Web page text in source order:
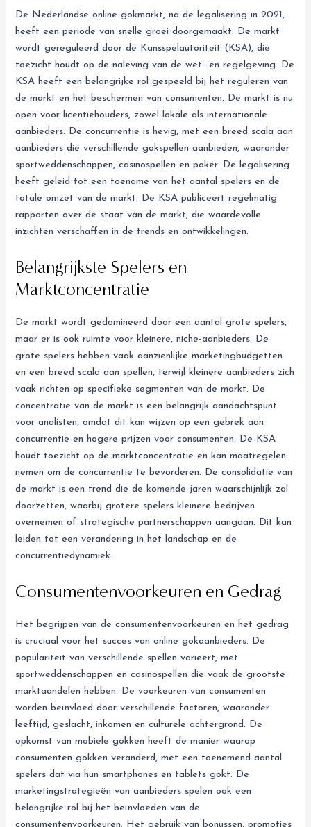
De Nederlandse online gokmarkt, na de legalisering in 2021,
heeft een periode van snelle groei doorgemaakt. De markt
wordt gereguleerd door de Kansspelautoriteit (KSA), die
toezicht houdt op de naleving van de wet- en regelgeving. De
KSA heeft een belangrijke rol gespeeld bij het reguleren van
de markt en het beschermen van consumenten. De markt is nu
open voor licentiehouders, zowel lokale als internationale
aanbieders. De concurrentie is hevig, met een breed scala aan
aanbieders die verschillende gokspellen aanbieden, waaronder
sportweddenschappen, casinospellen en poker. De legalisering
heeft geleid tot een toename van het aantal spelers en de
totale omzet van de markt. De KSA publiceert regelmatig
rapporten over de staat van de markt, die waardevolle
inzichten verschaffen in de trends en ontwikkelingen.
Belangrijkste Spelers en
Marktconcentratie
De markt wordt gedomineerd door een aantal grote spelers,
maar er is ook ruimte voor kleinere, niche-aanbieders. De
grote spelers hebben vaak aanzienlijke marketingbudgetten
en een breed scala aan spellen, terwijl kleinere aanbieders zich
vaak richten op specifieke segmenten van de markt. De
concentratie van de markt is een belangrijk aandachtspunt
voor analisten, omdat dit kan wijzen op een gebrek aan
concurrentie en hogere prijzen voor consumenten. De KSA
houdt toezicht op de marktconcentratie en kan maatregelen
nemen om de concurrentie te bevorderen. De consolidatie van
de markt is een trend die de komende jaren waarschijnlijk zal
doorzetten, waarbij grotere spelers kleinere bedrijven
overnemen of strategische partnerschappen aangaan. Dit kan
leiden tot een verandering in het landschap en de
concurrentiedynamiek.
Consumentenvoorkeuren en Gedrag
Het begrijpen van de consumentenvoorkeuren en het gedrag
is cruciaal voor het succes van online gokaanbieders. De
populariteit van verschillende spellen varieert, met
sportweddenschappen en casinospellen die vaak de grootste
marktaandelen hebben. De voorkeuren van consumenten
worden beïnvloed door verschillende factoren, waaronder
leeftijd, geslacht, inkomen en culturele achtergrond. De
opkomst van mobiele gokken heeft de manier waarop
consumenten gokken veranderd, met een toenemend aantal
spelers dat via hun smartphones en tablets gokt. De
marketingstrategieën van aanbieders spelen ook een
belangrijke rol bij het beïnvloeden van de
consumentenvoorkeuren. Het gebruik van bonussen, promoties